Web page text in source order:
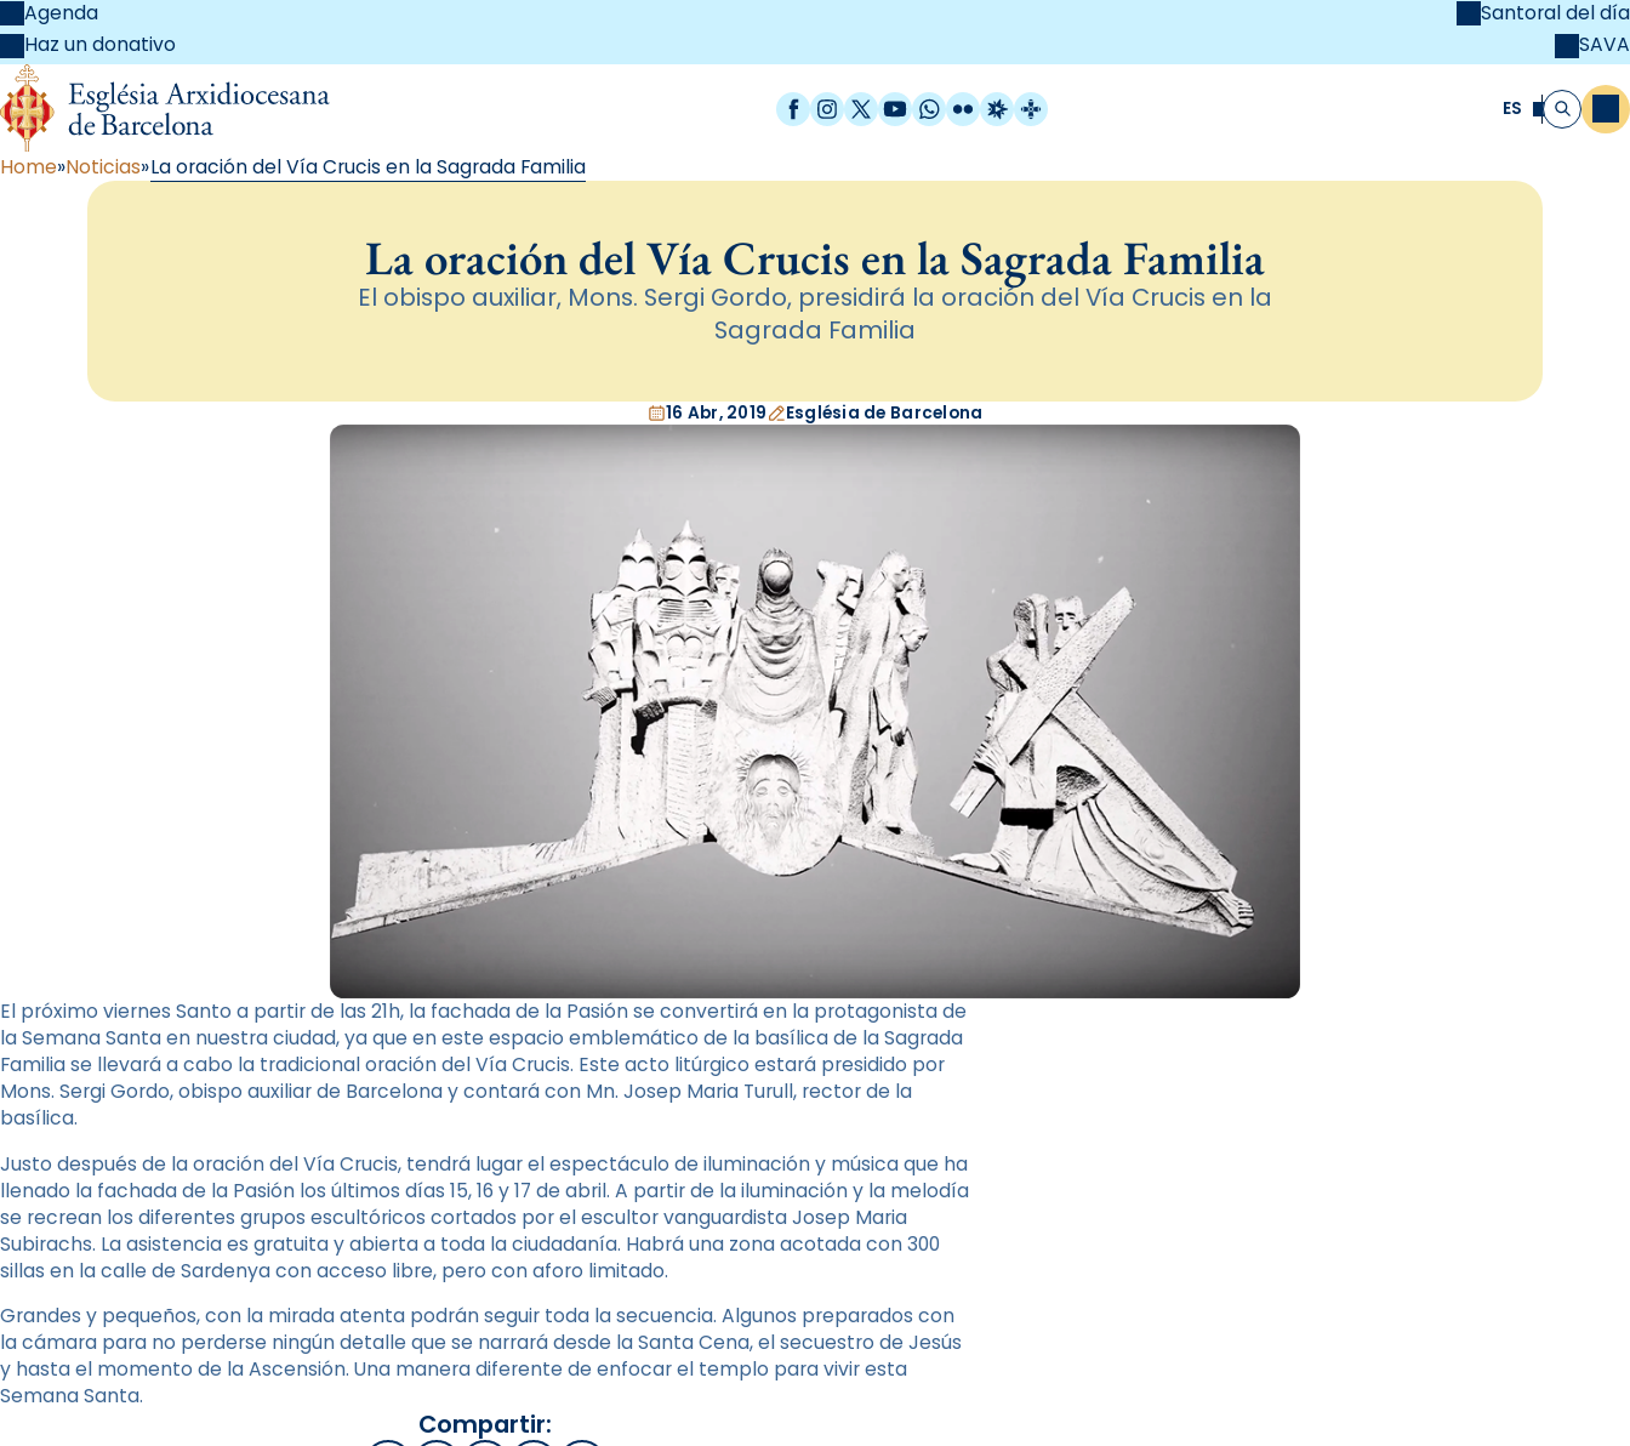
Agenda
Haz un donativo
Santoral del día
SAVA
Facebook
Instagram
X / Twitter
YouTube
WhatsApp
FlickrRadio Estel
Catalunya Cristiana ES Buscar
Home Noticias La oración del Vía Crucis en la Sagrada Familia
La oración del Vía Crucis en la Sagrada Familia
El obispo auxiliar, Mons. Sergi Gordo, presidirá la oración del Vía Crucis en la
Sagrada Familia
16 Abr, 2019 Església de Barcelona
El próximo viernes Santo a partir de las 21h, la fachada de la Pasión se convertirá en la protagonista de
la Semana Santa en nuestra ciudad, ya que en este espacio emblemático de la basílica de la Sagrada
Familia se llevará a cabo la tradicional oración del Vía Crucis. Este acto litúrgico estará presidido por
Mons. Sergi Gordo, obispo auxiliar de Barcelona y contará con Mn. Josep Maria Turull, rector de la
basílica.
Justo después de la oración del Vía Crucis, tendrá lugar el espectáculo de iluminación y música que ha
llenado la fachada de la Pasión los últimos días 15, 16 y 17 de abril. A partir de la iluminación y la melodía
se recrean los diferentes grupos escultóricos cortados por el escultor vanguardista Josep Maria
Subirachs. La asistencia es gratuita y abierta a toda la ciudadanía. Habrá una zona acotada con 300
sillas en la calle de Sardenya con acceso libre, pero con aforo limitado.
Grandes y pequeños, con la mirada atenta podrán seguir toda la secuencia. Algunos preparados con
la cámara para no perderse ningún detalle que se narrará desde la Santa Cena, el secuestro de Jesús
y hasta el momento de la Ascensión. Una manera diferente de enfocar el templo para vivir esta
Semana Santa.
Compartir: